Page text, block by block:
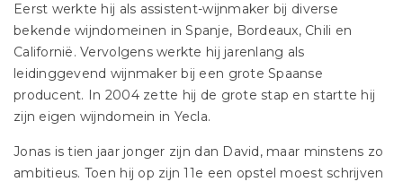
Eerst werkte hij als assistent-wijnmaker bij diverse
bekende wijndomeinen in Spanje, Bordeaux, Chili en
Californië. Vervolgens werkte hij jarenlang als
leidinggevend wijnmaker bij een grote Spaanse
producent. In 2004 zette hij de grote stap en startte hij
zijn eigen wijndomein in Yecla.
Jonas is tien jaar jonger zijn dan David, maar minstens zo
ambitieus. Toen hij op zijn 11e een opstel moest schrijven